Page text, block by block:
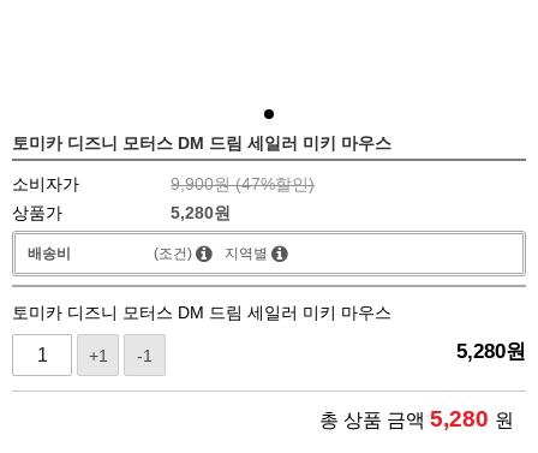
토미카 디즈니 모터스 DM 드림 세일러 미키 마우스
소비자가 9,900원 (47%할인)
상품가
5,280원
배송비 (조건) 지역별
토미카 디즈니 모터스 DM 드림 세일러 미키 마우스
+1 -1 5,280원
총 상품 금액 5,280 원